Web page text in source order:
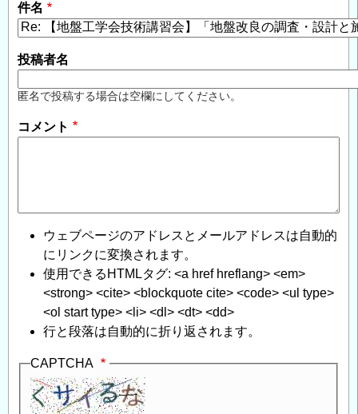
件名
投稿者名
匿名で投稿する場合は空欄にしてください。
コメント
ウェブページのアドレスとメールアドレスは自動的
にリンクに変換されます。
使用できるHTMLタグ: <a href hreflang> <em>
<strong> <cite> <blockquote cite> <code> <ul type>
<ol start type> <li> <dl> <dt> <dd>
行と段落は自動的に折り返されます。
CAPTCHA